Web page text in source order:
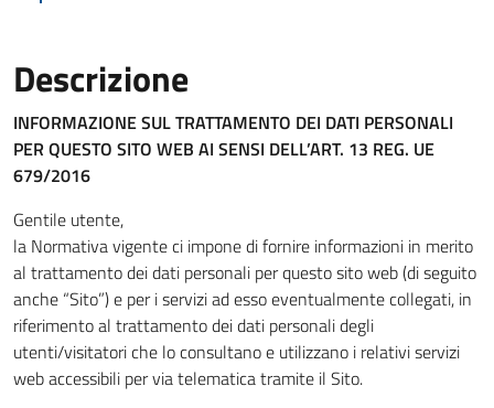
Descrizione
INFORMAZIONE SUL TRATTAMENTO DEI DATI PERSONALI
PER QUESTO SITO WEB AI SENSI DELL’ART. 13 REG. UE
679/2016
Gentile utente,
la Normativa vigente ci impone di fornire informazioni in merito
al trattamento dei dati personali per questo sito web (di seguito
anche “Sito”) e per i servizi ad esso eventualmente collegati, in
riferimento al trattamento dei dati personali degli
utenti/visitatori che lo consultano e utilizzano i relativi servizi
web accessibili per via telematica tramite il Sito.